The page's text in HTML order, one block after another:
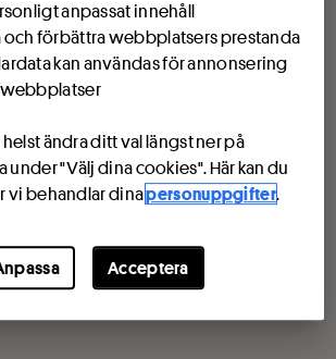
anpassat innehåll
och förbättra webbplatsers prestanda
kan användas för annonsering
helst ändra ditt val längst ner på
"Välj dina cookies". Här kan du
vi behandlar dinapersonuppgifter.
Acceptera